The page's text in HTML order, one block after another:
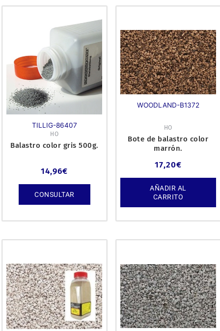
TILLIG-86407
HO
Balastro color gris 500g.
14,96€
CONSULTAR
WOODLAND-B1372
HO
Bote de balastro color
marrón.
17,20€
AÑADIR AL
CARRITO